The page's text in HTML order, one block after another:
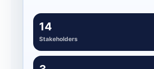
14
Stakeholders